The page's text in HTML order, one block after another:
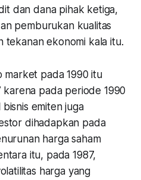
dan dana pihak ketiga,
pemburukan kualitas
tekanan ekonomi kala itu.
market pada 1990 itu
karena pada periode 1990
emiten juga
dihadapkan pada
harga saham
itu, pada 1987,
harga yang